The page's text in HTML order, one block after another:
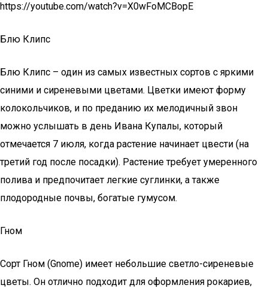
https://youtube.com/watch?v=X0wFoMCBopE
Блю Клипс
Блю Клипс – один из самых известных сортов с яркими
синими и сиреневыми цветами. Цветки имеют форму
колокольчиков, и по преданию их мелодичный звон
можно услышать в день Ивана Купалы, который
отмечается 7 июля, когда растение начинает цвести (на
третий год после посадки). Растение требует умеренного
полива и предпочитает легкие суглинки, а также
плодородные почвы, богатые гумусом.
Гном
Сорт Гном (Gnome) имеет небольшие светло-сиреневые
цветы. Он отлично подходит для оформления рокариев,